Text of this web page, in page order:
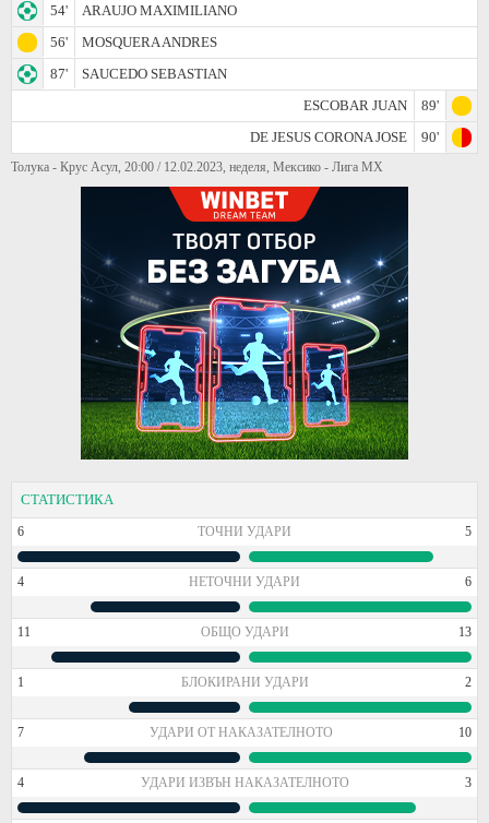
54'
ARAUJO MAXIMILIANO
56'
MOSQUERA ANDRES
87'
SAUCEDO SEBASTIAN
ESCOBAR JUAN
89'
DE JESUS CORONA JOSE
90'
Толука - Крус Асул, 20:00 / 12.02.2023, неделя, Мексико - Лига МХ
СТАТИСТИКА
6 ТОЧНИ УДАРИ 5
4 НЕТОЧНИ УДАРИ 6
11 ОБЩО УДАРИ 13
1 БЛОКИРАНИ УДАРИ 2
7 УДАРИ ОТ НАКАЗАТЕЛНОТО 10
4 УДАРИ ИЗВЪН НАКАЗАТЕЛНОТО 3